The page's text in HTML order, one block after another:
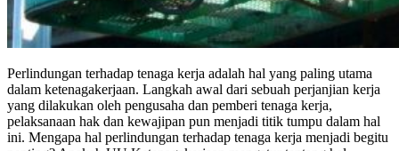
Perlindungan terhadap tenaga kerja adalah hal yang paling utama
dalam ketenagakerjaan. Langkah awal dari sebuah perjanjian kerja
yang dilakukan oleh pengusaha dan pemberi tenaga kerja,
pelaksanaan hak dan kewajipan pun menjadi titik tumpu dalam hal
ini. Mengapa hal perlindungan terhadap tenaga kerja menjadi begitu